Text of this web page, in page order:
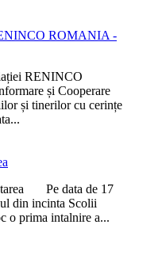
RENINCO
și Cooperare
și tinerilor cu cerințe
Pe data de 17
din incinta Scolii
o prima intalnire a...